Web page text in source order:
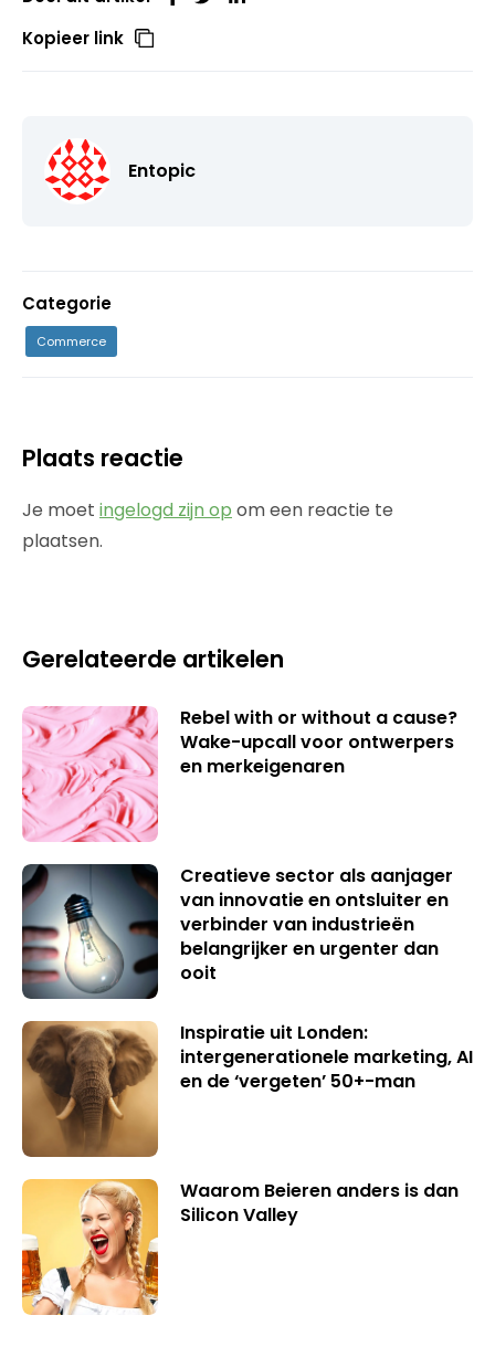
Kopieer link
Entopic
Categorie
Commerce
Plaats reactie
Je moet ingelogd zijn op om een reactie te
plaatsen.
Gerelateerde artikelen
Rebel with or without a cause?
Wake-upcall voor ontwerpers
en merkeigenaren
Creatieve sector als aanjager
van innovatie en ontsluiter en
verbinder van industrieën
belangrijker en urgenter dan
ooit
Inspiratie uit Londen:
intergenerationele marketing, AI
en de ‘vergeten’ 50+-man
Waarom Beieren anders is dan
Silicon Valley